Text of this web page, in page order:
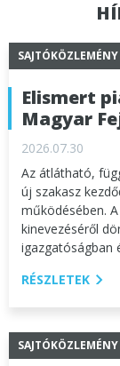
SAJTÓKÖZLEMÉNY
Elismert
Magyar
2026.07.30
Az átlátható,
új szakasz
működésében.
kinevezéséről
igazgatóságban
RÉSZLETEK
SAJTÓKÖZLEMÉNY